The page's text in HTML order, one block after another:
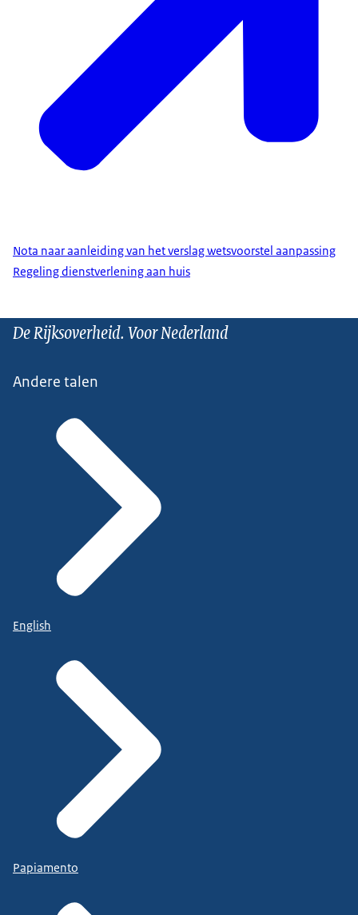
Nota naar aanleiding van het verslag wetsvoorstel aanpassing
Regeling dienstverlening aan huis
De Rijksoverheid. Voor Nederland
Andere talen
English
Papiamento